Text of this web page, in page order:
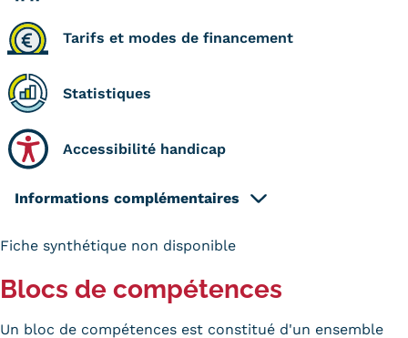
Erasmus
Modalités d'inscription
Tarifs
Modalités de financement
Infos entreprises
Tarifs et modes de financement
Statistiques
Accessibilité handicap
Informations complémentaires
Fiche synthétique non disponible
Blocs de compétences
Un bloc de compétences est constitué d'un ensemble